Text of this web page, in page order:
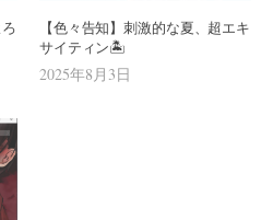
【色々告知】刺激的な夏、超エキ
サイティン🏝️
2025年8月3日